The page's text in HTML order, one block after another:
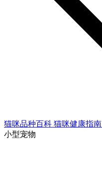
猫咪品种百科 猫咪健康指南
小型宠物